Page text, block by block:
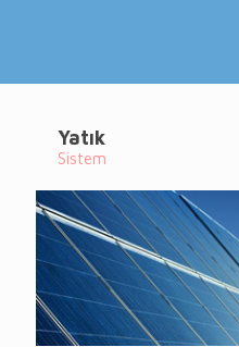
Yatık
Sistem